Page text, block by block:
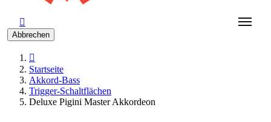

Abbrechen

Startseite
Akkord-Bass
Trigger-Schaltflächen
Deluxe Pigini Master Akkordeon